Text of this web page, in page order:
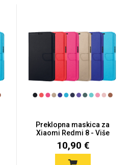
Preklopna maskica za
Xiaomi Redmi 8 - Više
boj...
10,90 €